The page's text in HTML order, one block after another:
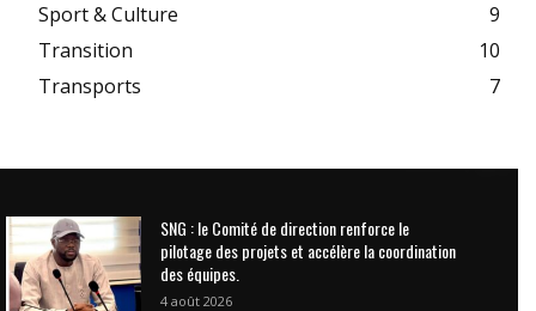
Sport & Culture
9
Transition
10
Transports
7
SNG : le Comité de direction renforce le
pilotage des projets et accélère la coordination
des équipes.
4 août 2026